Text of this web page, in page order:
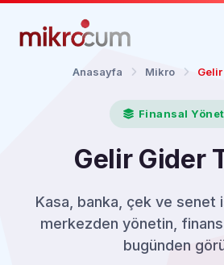
Anasayfa Mikro
Finansal
Gelir Gider
Kasa, banka, çek ve senet
merkezden yönetin,
bugünden